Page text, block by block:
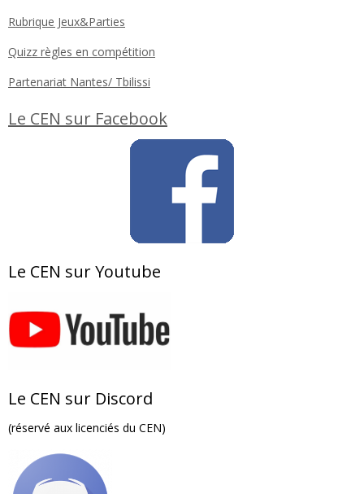
Rubrique Jeux&Parties
Quizz règles en compétition
Partenariat Nantes/ Tbilissi
Le CEN sur Facebook
Le CEN sur Youtube
Le CEN sur Discord
(réservé aux licenciés du CEN)